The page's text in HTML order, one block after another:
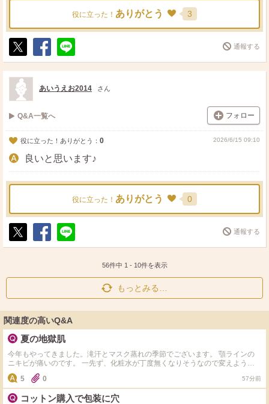
役に立った！ ありがとう 3
ポ
ス
ト
シ
ェ
送
る
通報する
あいうえお2014 さん
Q&A一覧へ フォロー
役に立った！ありがとう： 0 2026/6/15 09:10
良いと思います♪
役に立った！ ありがとう 0
ポ
シ
送
通報する
56件中 1 - 10件を表示
もっとみる…
関連度の高いQ&A
夏の地獄肌
今年もやってきました。滝汗とマスク蒸れの季節でございます。 顎ラインの
ニキビが痛いのです。 一先ず、化粧水が丁度無くなりそうなので変えようと
思うんですが、純粋に水分入れるのに重点を置くか、ビタミンCかアゼライン
酸を入れるか悩んでいます。 化粧水なにがいいでしょう？できれば3000円以
下でお願いします。
5 0 57分前
コットン購入で包装に穴